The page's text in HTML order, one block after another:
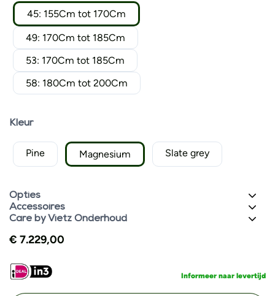
Informeer naar levertijd
45: 155Cm tot 170Cm
49: 170Cm tot 185Cm
53: 170Cm tot 185Cm
58: 180Cm tot 200Cm
Kleur
Pine Magnesium Slate grey
Opties
Accessoires
Care by Vietz Onderhoud
€ 7.229,00